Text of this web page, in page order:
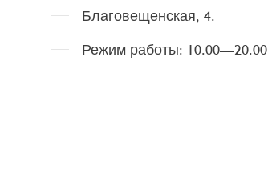
Благовещенская, 4.
Режим работы: 10.00—20.00